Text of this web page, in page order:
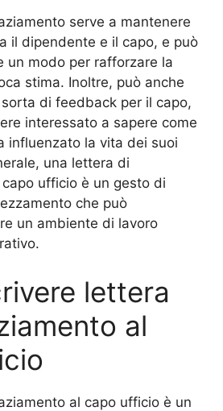
serve a mantenere
il dipendente e il capo, e può
un modo per rafforzare la
stima. Inoltre, può anche
di feedback per il capo,
interessato a sapere come
influenzato la vita dei suoi
una lettera di
ufficio è un gesto di
che può
un ambiente di lavoro
lettera
al
al capo ufficio è un